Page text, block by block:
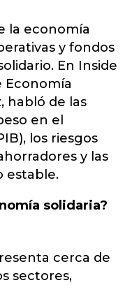
la economía
y fondos
En Inside
Economía
habló de las
en el
los riesgos
y las
estable.
solidaria?
cerca de
sectores,